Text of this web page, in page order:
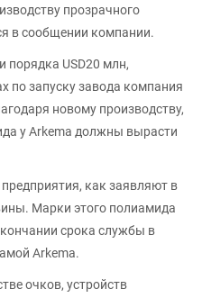
прозрачного
в сообщении компании.
порядка USD20 млн,
по запуску завода компания
новому производству,
у Arkema должны вырасти
как заявляют в
Марки этого полиамида
срока службы в
Arkema.
очков, устройств